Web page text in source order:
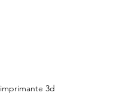
imprimante 3d